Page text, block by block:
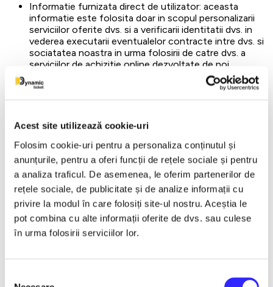
Acest site utilizează cookie-uri
Folosim cookie-uri pentru a personaliza conținutul și
anunțurile, pentru a oferi funcții de rețele sociale și pentru
a analiza traficul. De asemenea, le oferim partenerilor de
rețele sociale, de publicitate și de analize informații cu
privire la modul în care folosiți site-ul nostru. Aceștia le
pot combina cu alte informații oferite de dvs. sau culese
în urma folosirii serviciilor lor.
Informatie furnizata direct de utilizator: aceasta
informatie este folosita doar in scopul personalizarii
serviciilor oferite dvs. si a verificarii identitatii dvs. in
vederea executarii eventualelor contracte intre dvs. si
sociatatea noastra in urma folosirii de catre dvs. a
serviciilor de achizitie online dezvoltate de noi.
Informatia colectata din raportul de trafic al serverului
SMART TICKETING & LOGISTICS SRL:
acest tip de
utilizatori. SMART TICKETING & LOGISTICS SRL
sai in scopul administrarii sigure a sistemului nostru
informatic, in scopul evitarii activitatilor infractionale
si, nu in ultimul rand, in scopul comunicarii sabloanelor
tipizate anonime ale utilizatorilor catre clientii nostri de
publicitate.
Informatia colectata prin intermediul cookieurilor:
SMART TICKETING & LOGISTICS SRL foloseste
cookieuri pentru a va permite folosirea cat mai utila a
serviciilor noastre si in scopul obtinerii de informatii
preferintele dvs. astfel incat sa nu fiti nevoit sa le